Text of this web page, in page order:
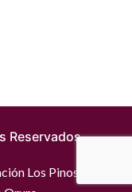
Reservados.
Los Pinos, Zona